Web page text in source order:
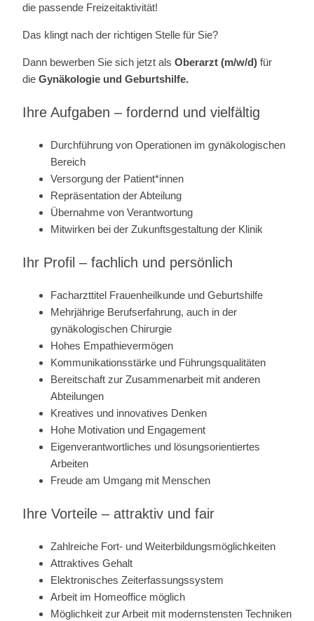
die passende Freizeitaktivität!
Das klingt nach der richtigen Stelle für Sie?
Dann bewerben Sie sich jetzt als Oberarzt (m/w/d) für
die Gynäkologie und Geburtshilfe.
Ihre Aufgaben – fordernd und vielfältig
Durchführung von Operationen im gynäkologischen
Bereich
Versorgung der Patient*innen
Repräsentation der Abteilung
Übernahme von Verantwortung
Mitwirken bei der Zukunftsgestaltung der Klinik
Ihr Profil – fachlich und persönlich
Facharzttitel Frauenheilkunde und Geburtshilfe
Mehrjährige Berufserfahrung, auch in der
gynäkologischen Chirurgie
Hohes Empathievermögen
Kommunikationsstärke und Führungsqualitäten
Bereitschaft zur Zusammenarbeit mit anderen
Abteilungen
Kreatives und innovatives Denken
Hohe Motivation und Engagement
Eigenverantwortliches und lösungsorientiertes
Arbeiten
Freude am Umgang mit Menschen
Ihre Vorteile – attraktiv und fair
Zahlreiche Fort- und Weiterbildungsmöglichkeiten
Attraktives Gehalt
Elektronisches Zeiterfassungssystem
Arbeit im Homeoffice möglich
Möglichkeit zur Arbeit mit modernstensten Techniken